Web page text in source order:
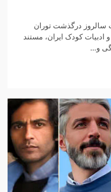
به مناسبت سالروز درگذشت توران
ادبیات کودک ایران، مستند
و...